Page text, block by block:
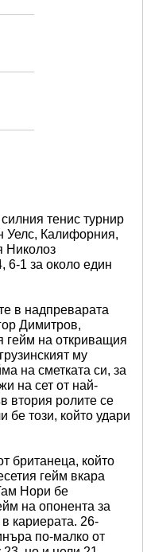
тенис турнир
Уелс, Калифорния,
Николоз
6-1 за около един
в надпреварата
Димитров,
гейм на откриващия
му
на сметката си, за
на сет от най-
втория ролите се
бе този, който удари
британеца, който
гейм вкара
Нори бе
на опонента за
кариерата. 26-
по-малко от